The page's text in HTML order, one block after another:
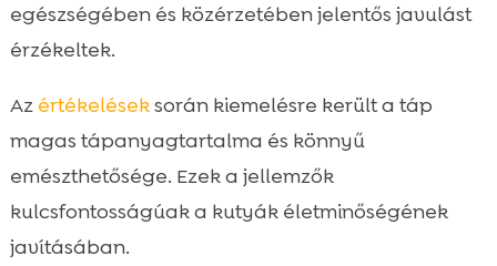
egészségében és közérzetében jelentős javulást
érzékeltek.
Az értékeléseksorán kiemelésre került a táp
magas tápanyagtartalma és könnyű
emészthetősége. Ezek a jellemzők
kulcsfontosságúak a kutyák életminőségének
javításában.